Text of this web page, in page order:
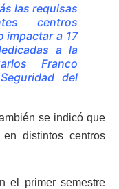
las requisas
centros
impactar a 17
a la
Franco
del
se indicó que
distintos centros
el primer semestre